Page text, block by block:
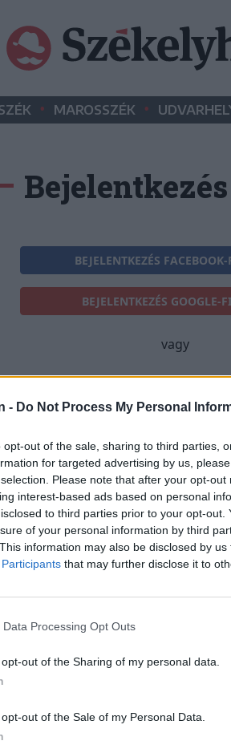
- Do Not Process My Personal
opt-out of the sale, sharing to third parties,
for targeted advertising by us,
Please note that after your opt-
interest-based ads based on personal
to third parties prior to your opt-
of your personal information by third
information may also be disclosed by
that may further disclose it to
Data Processing Opt Outs
out of the Sharing of my personal data.
out of the Sale of my Personal Data.
• MAROSSZÉK •
Bejelentkezés
BEJELENTKEZÉS
BEJELENTKEZÉS GOOGLE-
vagy
E-mail-cím
Jelszó
Elfelejtette a jelszavát?